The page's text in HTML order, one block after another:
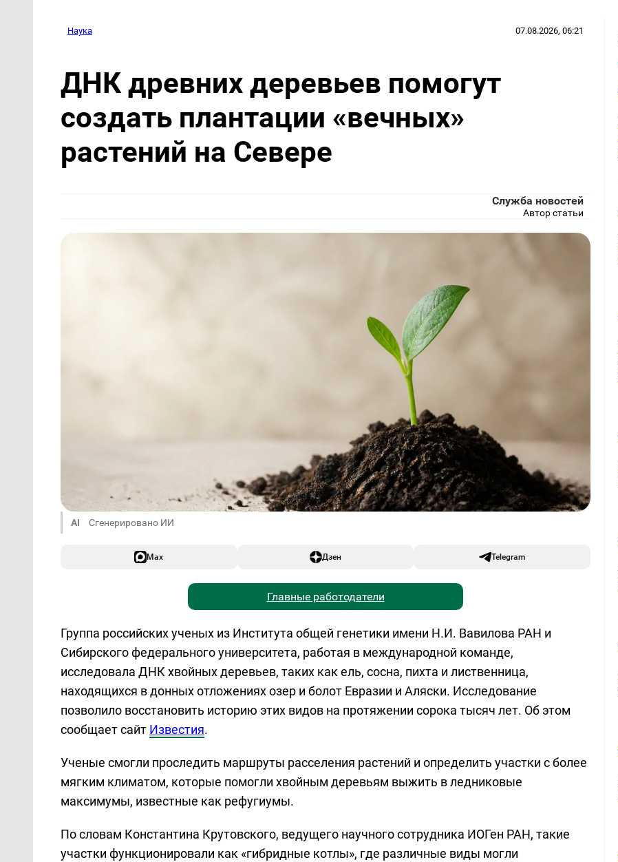
Наука 07.08.2026, 06:21
ДНК древних деревьев помогут
создать плантации «вечных»
растений на Севере
Служба новостей
Автор статьи
AI Сгенерировано ИИ
Max Дзен Telegram
Главные работодатели
Группа российских ученых из Института общей генетики имени Н.И. Вавилова РАН и
Сибирского федерального университета, работая в международной команде,
исследовала ДНК хвойных деревьев, таких как ель, сосна, пихта и лиственница,
находящихся в донных отложениях озер и болот Евразии и Аляски. Исследование
позволило восстановить историю этих видов на протяжении сорока тысяч лет. Об этом
сообщает сайт Известия.
Ученые смогли проследить маршруты расселения растений и определить участки с более
мягким климатом, которые помогли хвойным деревьям выжить в ледниковые
максимумы, известные как рефугиумы.
По словам Константина Крутовского, ведущего научного сотрудника ИОГен РАН, такие
участки функционировали как «гибридные котлы», где различные виды могли